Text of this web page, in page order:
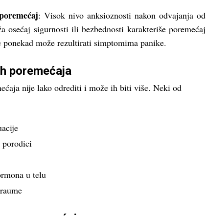
: Visok nivo anksioznosti nakon odvajanja od
osećaj sigurnosti ili bezbednosti karakteriše poremećaj
može rezultirati simptomima panike.
poremećaja
nije lako odrediti i može ih biti više. Neki od
porodici
u telu